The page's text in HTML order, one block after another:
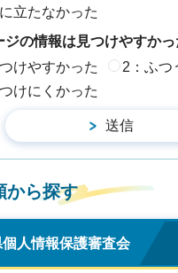
立たなかった
ジの情報は見つけやすかっ
けやすかった
2：ふつ
けにくかった
から探す
人情報保護審査会